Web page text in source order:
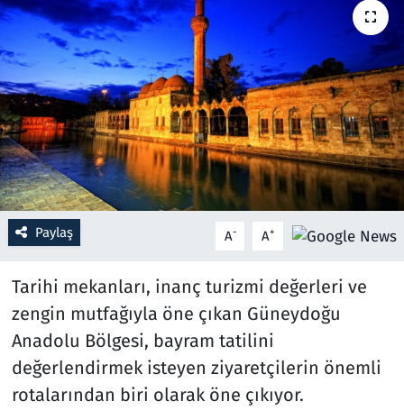
Paylaş A- A+
Tarihi mekanları, inanç turizmi değerleri ve
zengin mutfağıyla öne çıkan Güneydoğu
Anadolu Bölgesi, bayram tatilini
değerlendirmek isteyen ziyaretçilerin önemli
rotalarından biri olarak öne çıkıyor.
Ramazan
Resmi İlanlar
Rüya Tabirleri
Sağlık
Savunma Sanayi
Spor
Teknoloji ve Bilim
Televizyon